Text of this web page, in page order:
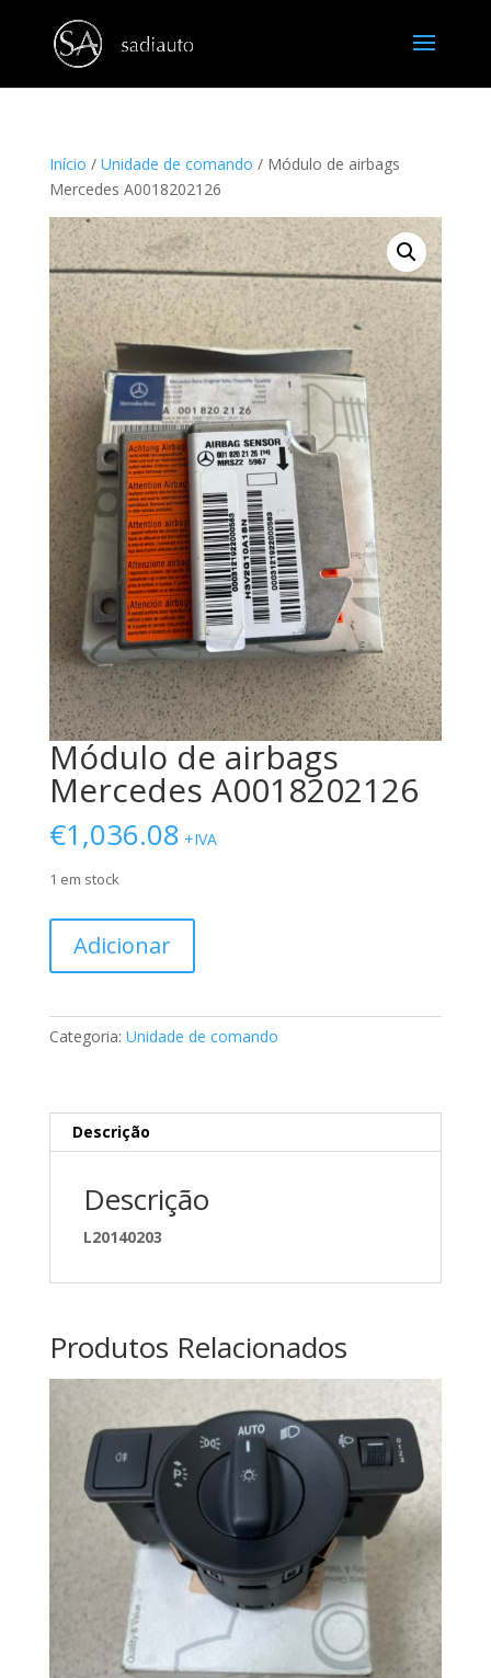
Início / Unidade de comando / Módulo de airbags
Mercedes A0018202126
Módulo de airbags
Mercedes A0018202126
€1,036.08 +IVA
1 em stock
Módulo
airbags
Adicionar
Categoria: Unidade de comando
Descrição
Descrição
L20140203
Produtos Relacionados